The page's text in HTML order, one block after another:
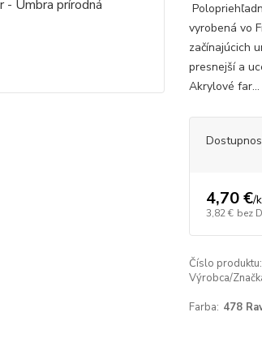
vyrobená vo
začínajúcich
presnejší a
Akrylové far...
4,70 €/
3,82 € bez
Číslo produktu:
Výrobca/
Farba: 478